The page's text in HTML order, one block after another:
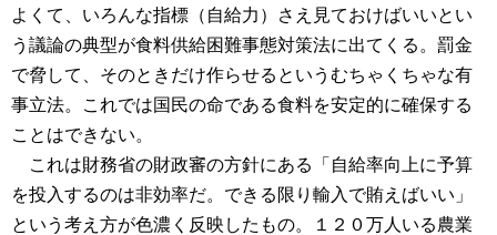
よくて、いろんな指標（自給力）さえ見ておけばいいとい
う議論の典型が食料供給困難事態対策法に出てくる。罰金
で脅して、そのときだけ作らせるというむちゃくちゃな有
事立法。これでは国民の命である食料を安定的に確保する
ことはできない。
これは財務省の財政審の方針にある「自給率向上に予算
を投入するのは非効率だ。できる限り輸入で賄えばいい」
という考え方が色濃く反映したもの。１２０万人いる農業